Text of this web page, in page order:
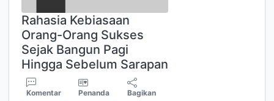
Rahasia Kebiasaan
Orang-Orang Sukses
Sejak Bangun Pagi
Hingga Sebelum Sarapan
Komentar Penanda Bagikan